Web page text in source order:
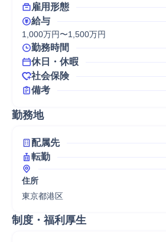
雇用形態
給与
1,000万円〜1,500万円
勤務時間
休日・休暇
社会保険
備考
勤務地
配属先
転勤
住所
東京都港区
制度・福利厚生